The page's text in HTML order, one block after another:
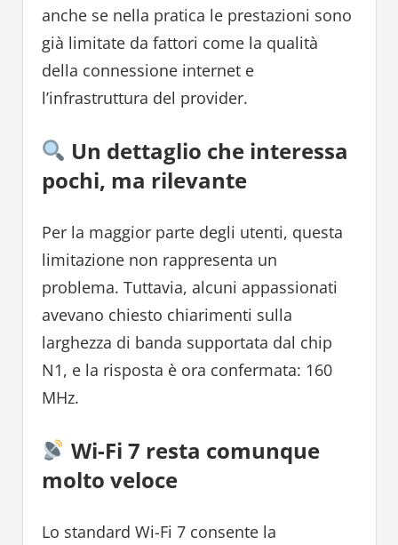
anche se nella pratica le prestazioni sono
già limitate da fattori come la qualità
della connessione internet e
l’infrastruttura del provider.
Un dettaglio che interessa
pochi, ma rilevante
Per la maggior parte degli utenti, questa
limitazione non rappresenta un
problema. Tuttavia, alcuni appassionati
avevano chiesto chiarimenti sulla
larghezza di banda supportata dal chip
N1, e la risposta è ora confermata: 160
MHz.
Wi-Fi 7 resta comunque
molto veloce
Lo standard Wi-Fi 7 consente la